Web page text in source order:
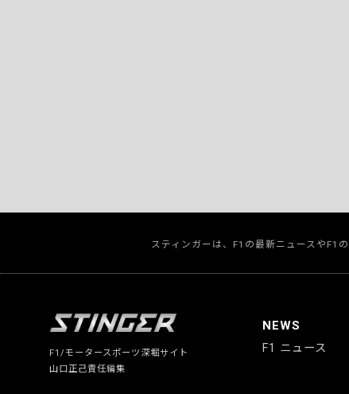
スティンガーは、F1の最新ニュースやF1
F1/モータースポーツ深堀サイト
山口正己責任編集
NEWS
F1 ニュース